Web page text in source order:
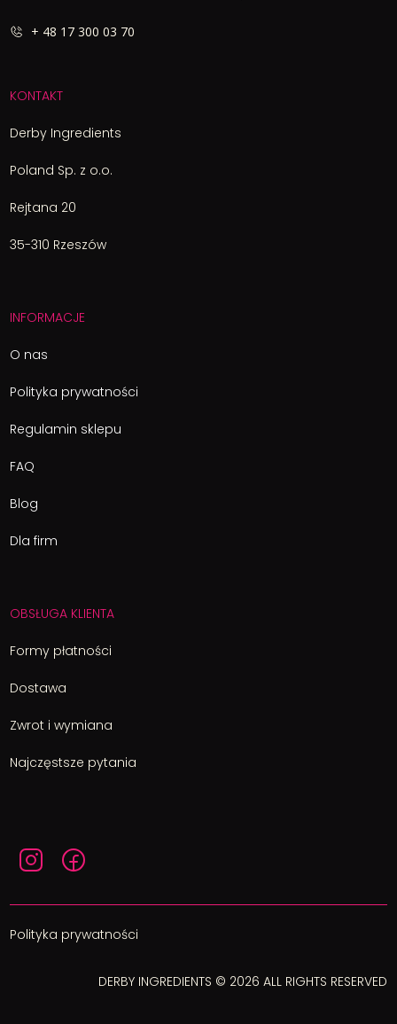
+ 48 17 300 03 70
KONTAKT
Derby Ingredients
Poland Sp. z o.o.
Rejtana 20
35-310 Rzeszów
INFORMACJE
O nas
Polityka prywatności
Regulamin sklepu
FAQ
Blog
Dla firm
OBSŁUGA KLIENTA
Formy płatności
Dostawa
Zwrot i wymiana
Najczęstsze pytania
Polityka prywatności
DERBY INGREDIENTS © 2026 ALL RIGHTS RESERVED